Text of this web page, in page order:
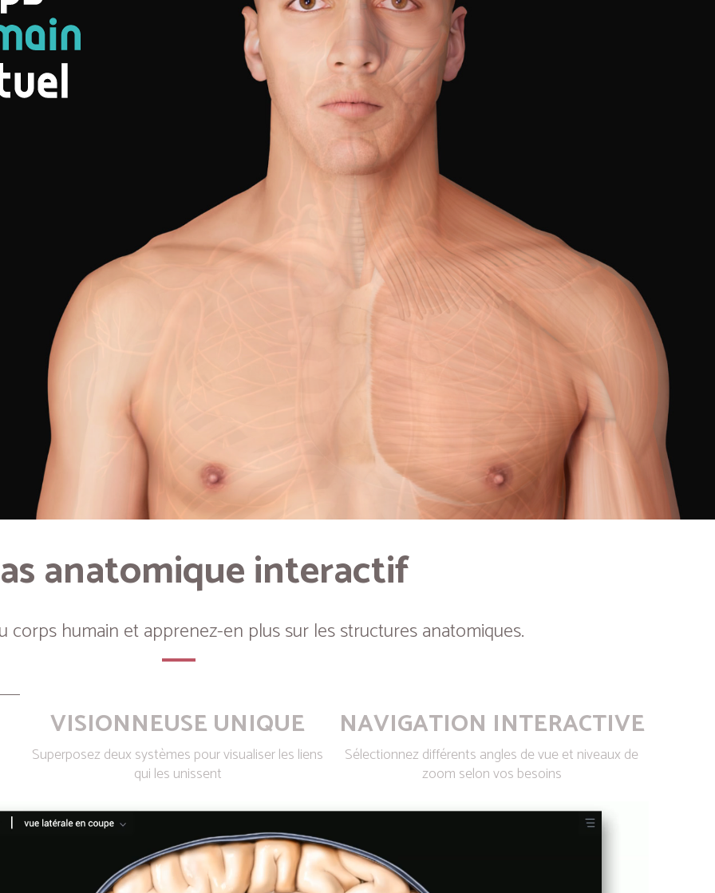
anatomique interactif
corps humain et apprenez-en plus sur les structures anatomiques.
VISIONNEUSE UNIQUE
Superposez deux systèmes pour visualiser les liens
qui les unissent
NAVIGATION INTERACTIVE
Sélectionnez différents angles de vue et niveaux de
zoom selon vos besoins